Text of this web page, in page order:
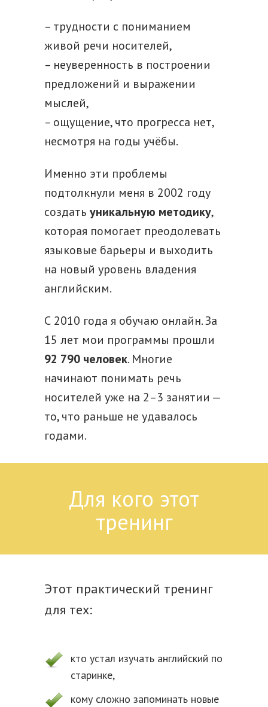
– трудности с пониманием
живой речи носителей,
– неуверенность в построении
предложений и выражении
мыслей,
– ощущение, что прогресса нет,
несмотря на годы учёбы.
Именно эти проблемы
подтолкнули меня в 2002 году
создать уникальную методику,
которая помогает преодолевать
языковые барьеры и выходить
на новый уровень владения
английским.
С 2010 года я обучаю онлайн. За
15 лет мои программы прошли
92 790 человек. Многие
начинают понимать речь
носителей уже на 2–3 занятии —
то, что раньше не удавалось
годами.
Для кого этот
тренинг
Этот практический тренинг
для тех:
кто устал изучать английский по
старинке,
кому сложно запоминать новые